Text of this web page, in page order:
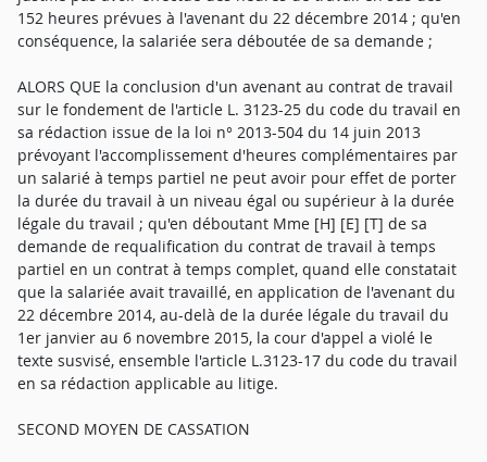
152 heures prévues à l'avenant du 22 décembre 2014 ; qu'en
conséquence, la salariée sera déboutée de sa demande ;
ALORS QUE la conclusion d'un avenant au contrat de travail
sur le fondement de l'article L. 3123-25 du code du travail en
sa rédaction issue de la loi n° 2013-504 du 14 juin 2013
prévoyant l'accomplissement d'heures complémentaires par
un salarié à temps partiel ne peut avoir pour effet de porter
la durée du travail à un niveau égal ou supérieur à la durée
légale du travail ; qu'en déboutant Mme [H] [E] [T] de sa
demande de requalification du contrat de travail à temps
partiel en un contrat à temps complet, quand elle constatait
que la salariée avait travaillé, en application de l'avenant du
22 décembre 2014, au-delà de la durée légale du travail du
1er janvier au 6 novembre 2015, la cour d'appel a violé le
texte susvisé, ensemble l'article L.3123-17 du code du travail
en sa rédaction applicable au litige.
SECOND MOYEN DE CASSATION